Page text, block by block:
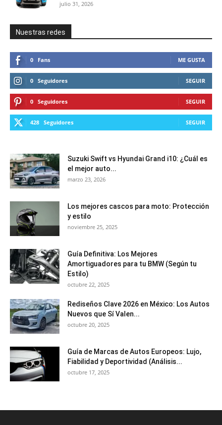
julio 31, 2026
Nuestras redes
0 Fans ME GUSTA
0 Seguidores SEGUIR
0 Seguidores SEGUIR
428 Seguidores SEGUIR
Suzuki Swift vs Hyundai Grand i10: ¿Cuál es
el mejor auto...
marzo 23, 2026
Los mejores cascos para moto: Protección
y estilo
noviembre 25, 2025
Guía Definitiva: Los Mejores
Amortiguadores para tu BMW (Según tu
Estilo)
octubre 22, 2025
Rediseños Clave 2026 en México: Los Autos
Nuevos que Sí Valen...
octubre 20, 2025
Guía de Marcas de Autos Europeos: Lujo,
Fiabilidad y Deportividad (Análisis...
octubre 17, 2025